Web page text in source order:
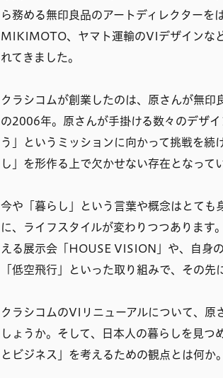
ら務める無印良品のアートディレクターを
MIKIMOTO、ヤマト運輸のVIデザインな
れてきました。
クラシコムが創業したのは、原さんが無印
の2006年。原さんが手掛ける数々のデザ
う」というミッションに向かって挑戦を続
し」を形作る上で欠かせない存在となって
今や「暮らし」という言葉や概念はとても
に、ライフスタイルが変わりつつあります
える展示会「HOUSE VISION」や、自身
「低空飛行」といった取り組みで、その先
クラシコムのVIリニューアルについて、原
しょうか。そして、日本人の暮らしを見
とビジネス」を考えるための観点とは何か